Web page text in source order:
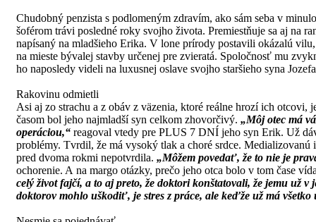
Chudobný penzista s podlomeným zdravím, ako sám seba v
šoférom trávi posledné roky svojho života. Premiestňuje sa aj na
napísaný na mladšieho Erika. V lone prírody postavili okázalú
na mieste bývalej stavby určenej pre zvieratá. Spoločnosť mu
ho naposledy videli na luxusnej oslave svojho staršieho syna
Rakovinu odmietli
Asi aj zo strachu a z obáv z väzenia, ktoré reálne hrozí ich
časom bol jeho najmladší syn celkom zhovorčivý. „Môj otec má
operáciou,“ reagoval vtedy pre PLUS 7 DNÍ jeho syn Erik. Už
problémy. Tvrdil, že má vysoký tlak a choré srdce.
pred dvoma rokmi nepotvrdila. „Môžem povedať, že to nie je
ochorenie. A na margo otázky, prečo jeho otca bolo v tom čase
celý život fajčí, a to aj preto, že doktori konštatovali, že jemu už
doktorov mohlo uškodiť, je stres z práce, ale keďže už má